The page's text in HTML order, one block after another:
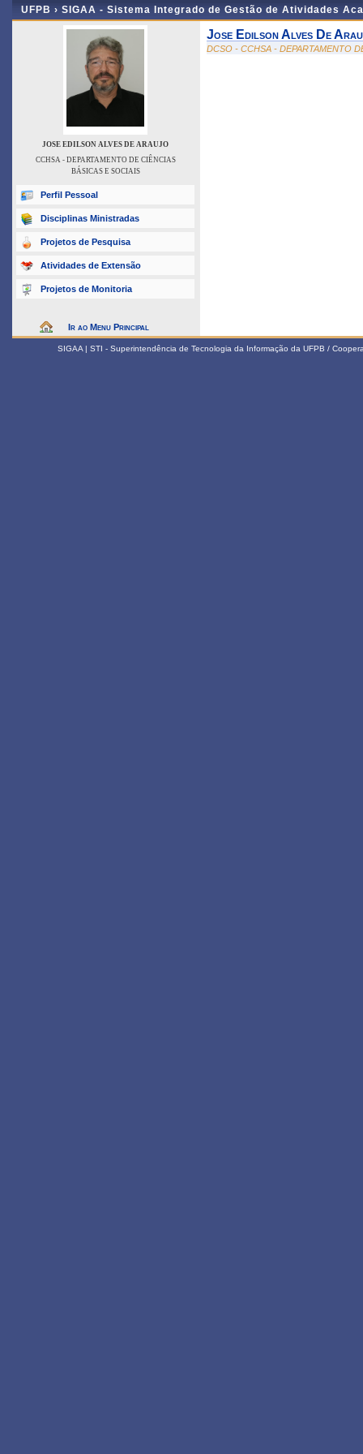
UFPB › SIGAA - Sistema Integrado de Gestão de Atividades
JOSE EDILSON ALVES DE ARAUJO
CCHSA - DEPARTAMENTO DE CIÊNCIAS
BÁSICAS E SOCIAIS
Perfil Pessoal
Disciplinas Ministradas
Projetos de Pesquisa
Atividades de Extensão
Projetos de Monitoria
Ir ao Menu Principal
Jose Edilson Alves De
DCSO - CCHSA - DEPARTAMENTO
SIGAA | STI - Superintendência de Tecnologia da Informação da UFPB /